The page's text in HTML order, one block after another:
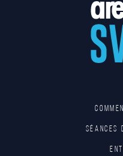
Séances